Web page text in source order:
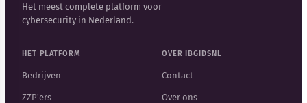
Het meest complete platform voor
cybersecurity in Nederland.
HET PLATFORM
Bedrijven
ZZP'ers
OVER IBGIDSNL
Contact
Over ons